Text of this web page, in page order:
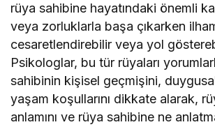
rüya sahibine hayatındaki önemli
veya zorluklarla başa çıkarken
cesaretlendirebilir veya yol
Psikologlar, bu tür rüyaları
sahibinin kişisel geçmişini,
yaşam koşullarını dikkate alarak,
anlamını ve rüya sahibine ne